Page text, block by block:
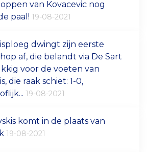
van Kovacevic nog
paal! 19-08-2021
dwingt zijn eerste
af, die belandt via De Sart
voor de voeten van
die raak schiet: 1-0,
19-08-2021
komt in de plaats van
19-08-2021